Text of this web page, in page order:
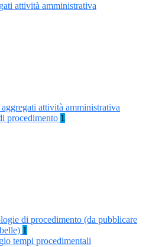
attività amministrativa
attività amministrativa
procedimento 1
di procedimento (da pubblicare
1
tempi procedimentali